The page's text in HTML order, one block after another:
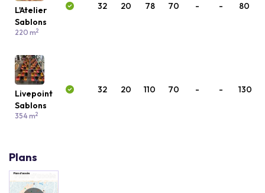
L'Atelier
Sablons
220 m2
32 20 78 70 - - 80
Livepoint
Sablons
354 m2
32 20 110 70 - - 130
Plans